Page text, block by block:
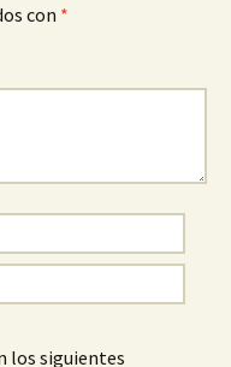
con *
los siguientes